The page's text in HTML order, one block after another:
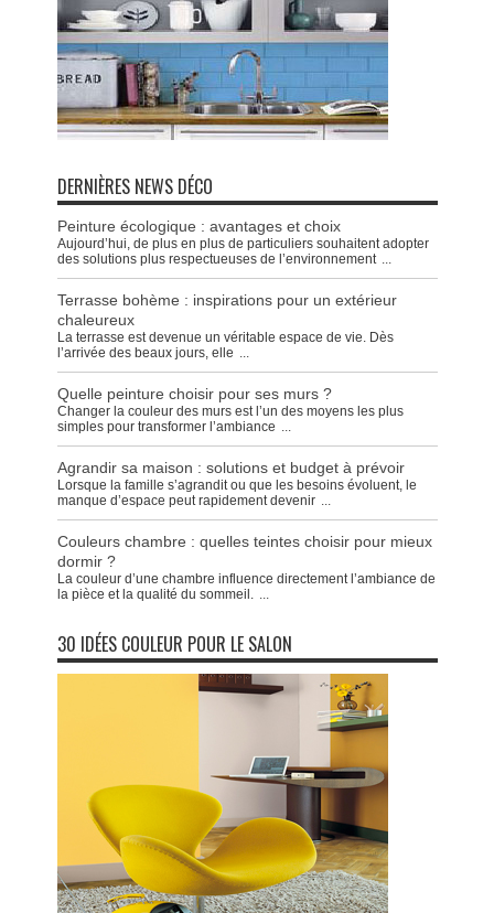
DERNIÈRES NEWS DÉCO
Peinture écologique : avantages et choix
Aujourd’hui, de plus en plus de particuliers souhaitent adopter
des solutions plus respectueuses de l’environnement ...
Terrasse bohème : inspirations pour un extérieur
chaleureux
La terrasse est devenue un véritable espace de vie. Dès
l’arrivée des beaux jours, elle ...
Quelle peinture choisir pour ses murs ?
Changer la couleur des murs est l’un des moyens les plus
simples pour transformer l’ambiance ...
Agrandir sa maison : solutions et budget à prévoir
Lorsque la famille s’agrandit ou que les besoins évoluent, le
manque d’espace peut rapidement devenir ...
Couleurs chambre : quelles teintes choisir pour mieux
dormir ?
La couleur d’une chambre influence directement l’ambiance de
la pièce et la qualité du sommeil. ...
30 IDÉES COULEUR POUR LE SALON